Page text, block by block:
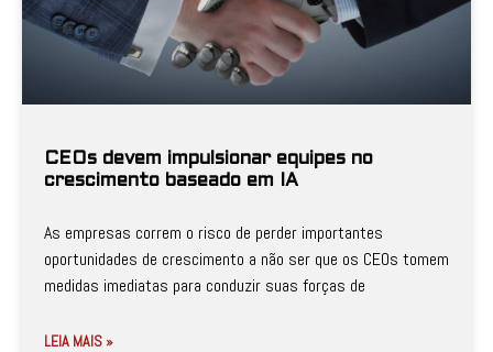
CEOs devem impulsionar equipes no
crescimento baseado em IA
As empresas correm o risco de perder importantes
oportunidades de crescimento a não ser que os CEOs tomem
medidas imediatas para conduzir suas forças de
LEIA MAIS »